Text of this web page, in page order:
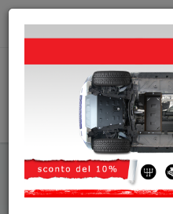
Piastra paramotore di acciaio
Piastra paramotore di